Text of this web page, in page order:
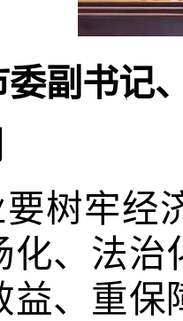
委副书记
树牢经
化、法治
益、重保